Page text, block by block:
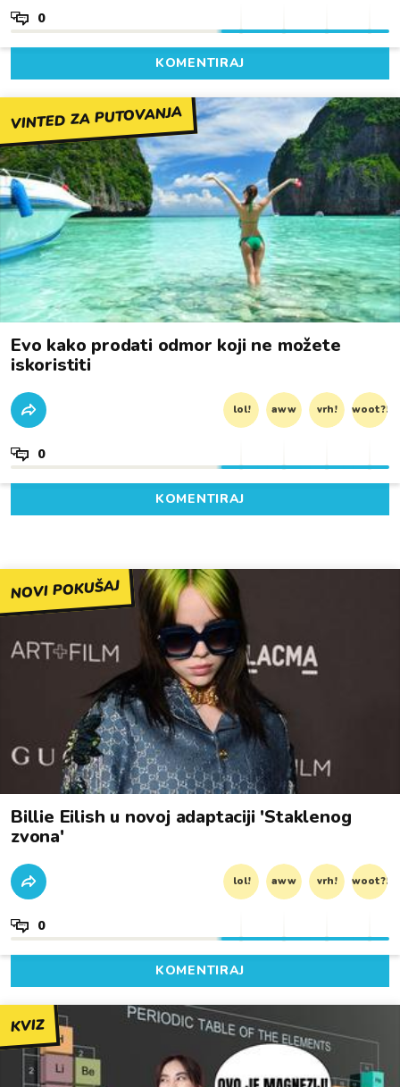
0
KOMENTIRAJ
VINTED ZA PUTOVANJA
Evo kako prodati odmor koji ne možete
iskoristiti
lol! aww vrh! woot?!
0
KOMENTIRAJ
NOVI POKUŠAJ
Billie Eilish u novoj adaptaciji 'Staklenog
zvona'
lol! aww vrh! woot?!
0
KOMENTIRAJ
KVIZ